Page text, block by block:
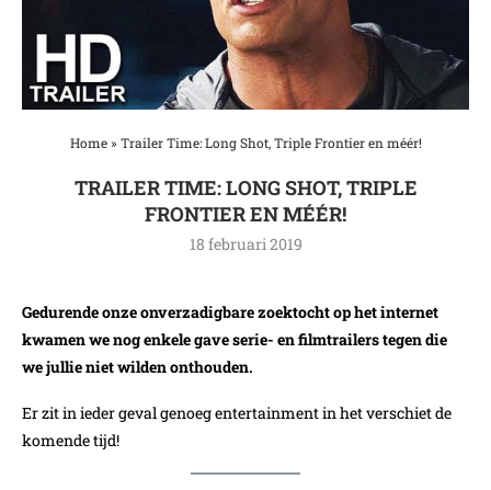
Home» Trailer Time: Long Shot, Triple Frontier en méér!
TRAILER TIME: LONG SHOT, TRIPLE
FRONTIER EN MÉÉR!
18 februari 2019
Gedurende onze onverzadigbare zoektocht op het internet
kwamen we nog enkele gave serie- en filmtrailers tegen die
we jullie niet wilden onthouden.
Er zit in ieder geval genoeg entertainment in het verschiet de
komende tijd!